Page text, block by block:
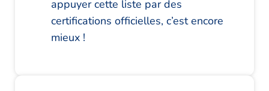
appuyer cette liste par des
certifications officielles, c’est encore
mieux !